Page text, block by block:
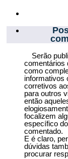
Serão
comentários
como
informativos
corretivos
para outros
então
focalizem
específico
comentado.
E é claro,
dúvidas
procurar